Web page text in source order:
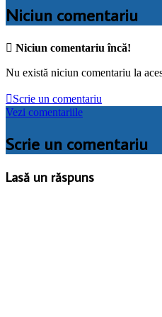
Niciun comentariu
 Niciun comentariu încă!
Nu există niciun comentariu la
Scrie un comentariu
Vezi comentariile
Scrie un comentariu
Lasă un răspuns